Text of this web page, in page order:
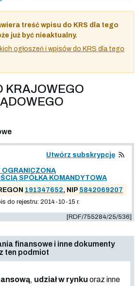
treść wpisu do KRS dla tego
już być nieaktualny.
ogłoszeń i wpisów do KRS dla tego
KRAJOWEGO
Utwórz subskrypcję
OGRANICZONĄ
SPÓŁKA KOMANDYTOWA
191347652, NIP 5842069207
do rejestru: 2014-10-15 r.
[RDF/755284/25/536]
finansowe i inne dokumenty
ten podmiot
, udział w rynku oraz inne